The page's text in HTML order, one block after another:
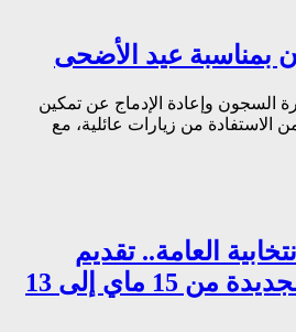
بمناسبة عيد الأضحى
السجون وإعادة الإدماج عن تمكين
الاستفادة من زيارات عائلية، مع
العامة.. تقديم
طلبات التسجيل الجديدة من 15 ماي إلى 13